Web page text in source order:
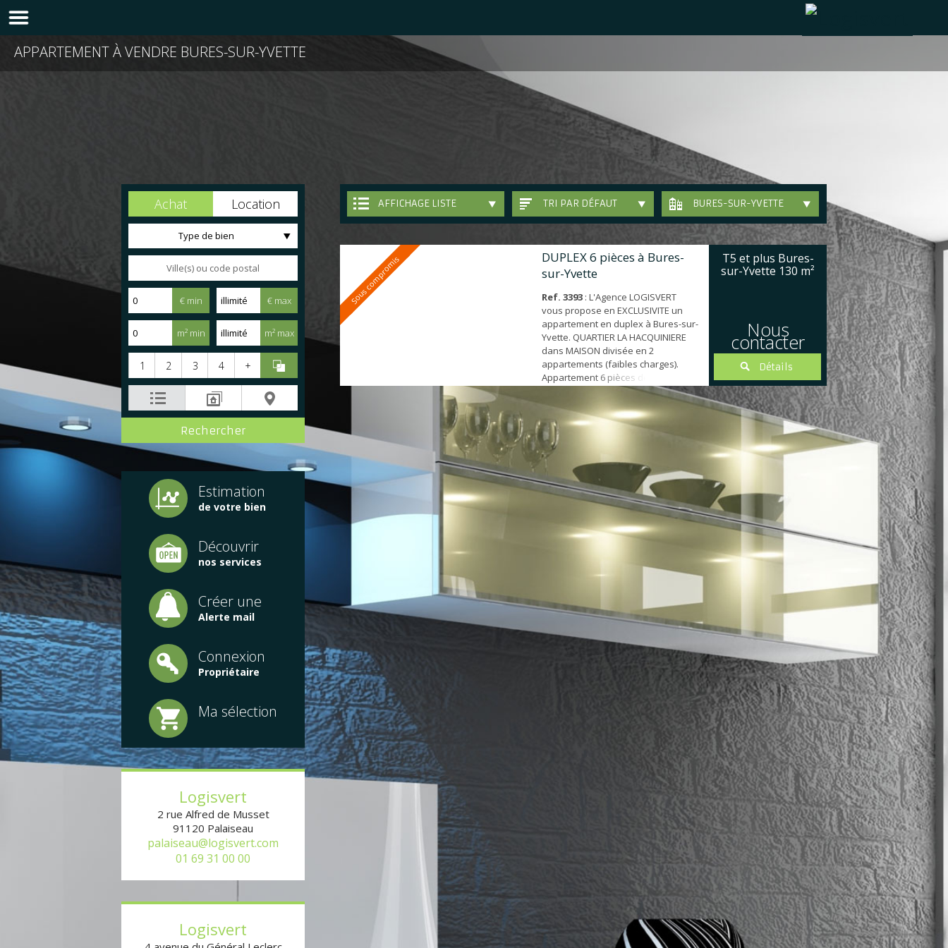
APPARTEMENT À VENDRE BURES-SUR-YVETTE
Achat Location
Type de bien
€ min € max
m² min m² max
1 2 3 4 +
Estimation
de votre bien
Découvrir
nos services
Créer une
Alerte mail
Connexion
Propriétaire
Ma sélection
Logisvert
2 rue Alfred de Musset
91120 Palaiseau
palaiseau@logisvert.com
01 69 31 00 00
Logisvert
AFFICHAGE LISTE TRI PAR DÉFAUT BURES-SUR-YVETTE
Sous compromis
DUPLEX 6 pièces à Bures-
sur-Yvette
Ref. 3393 : L'Agence LOGISVERT
vous propose en EXCLUSIVITE un
appartement en duplex à Bures-sur-
Yvette. QUARTIER LA HACQUINIERE
dans MAISON divisée en 2
appartements (faibles charges).
Appartement 6 pièces de 130 m² (180
m² au sol) offrant: cuisine, salle à
manger ouvrant sur TERRASSE de 50
m², séjour LUMINEUX , 2 chambres,
salle de bains, WC. COMBLES À
AMÉNAGER (possibilité 2 chambres
et 1 salle d'...
T5 et plus Bures-
sur-Yvette 130 m²
Nous
contacter
Détails